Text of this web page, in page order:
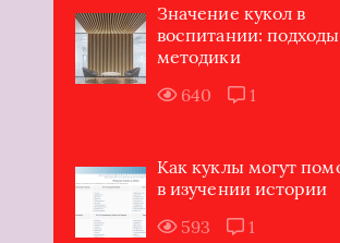
Значение кукол в
воспитании:
методики
640
1
Как куклы могут
в изучении истории
593
1